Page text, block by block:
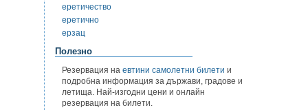
еретичество
еретично
ерзац
Полезно
Резервация на евтини самолетни билети и
подробна информация за държави, градове и
летища. Най-изгодни цени и онлайн
резервация на билети.